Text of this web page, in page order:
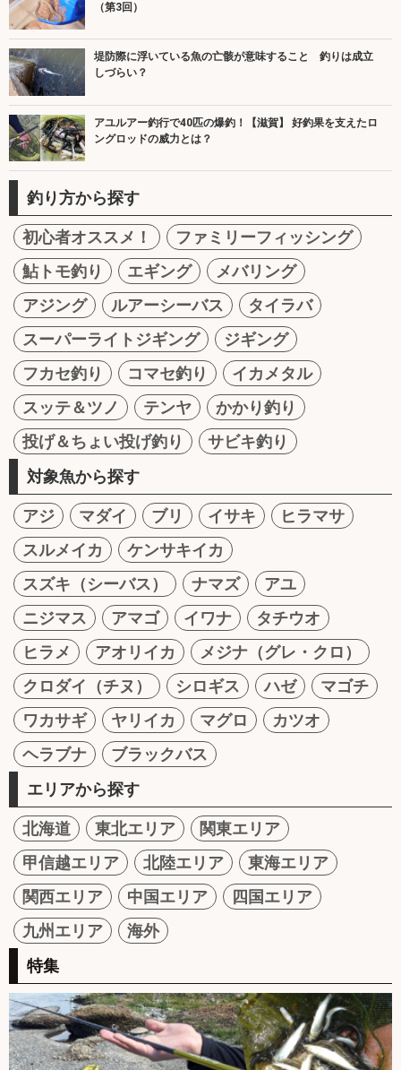
（第3回）
堤防際に浮いている魚の亡骸が意味すること 釣りは成立
しづらい？
アユルアー釣行で40匹の爆釣！【滋賀】 好釣果を支えたロ
ングロッドの威力とは？
釣り方から探す
初心者オススメ！
ファミリーフィッシング
鮎トモ釣り
エギング
メバリング
アジング
ルアーシーバス
タイラバ
スーパーライトジギング
ジギング
フカセ釣り
コマセ釣り
イカメタル
スッテ＆ツノ
テンヤ
かかり釣り
投げ＆ちょい投げ釣り
サビキ釣り
対象魚から探す
アジ マダイ ブリ イサキ
ヒラマサ
スルメイカ
ケンサキイカ
スズキ（シーバス）
ナマズ
アユ
ニジマス
アマゴ イワナ
タチウオ
ヒラメ
アオリイカ
メジナ（グレ・クロ）
クロダイ（チヌ）
シロギス ハゼ
マゴチ
ワカサギ
ヤリイカ マグロ
カツオ
ヘラブナ
ブラックバス
エリアから探す
北海道 東北エリア
関東エリア
甲信越エリア
北陸エリア
東海エリア
関西エリア
中国エリア
四国エリア
九州エリア
海外
特集